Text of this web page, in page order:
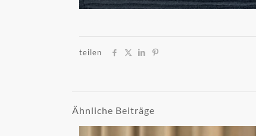
teilen
Ähnliche Beiträge